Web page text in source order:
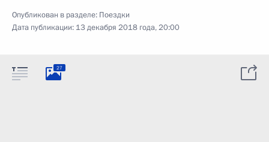
Опубликован в разделе: Поездки
Дата публикации: 13 декабря 2018 года, 20:00
27